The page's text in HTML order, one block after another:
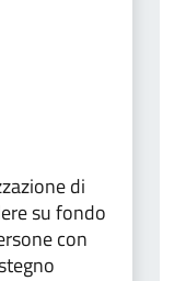
di
su fondo
con